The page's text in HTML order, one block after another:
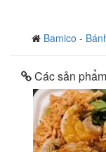
Bamico -
Các sản